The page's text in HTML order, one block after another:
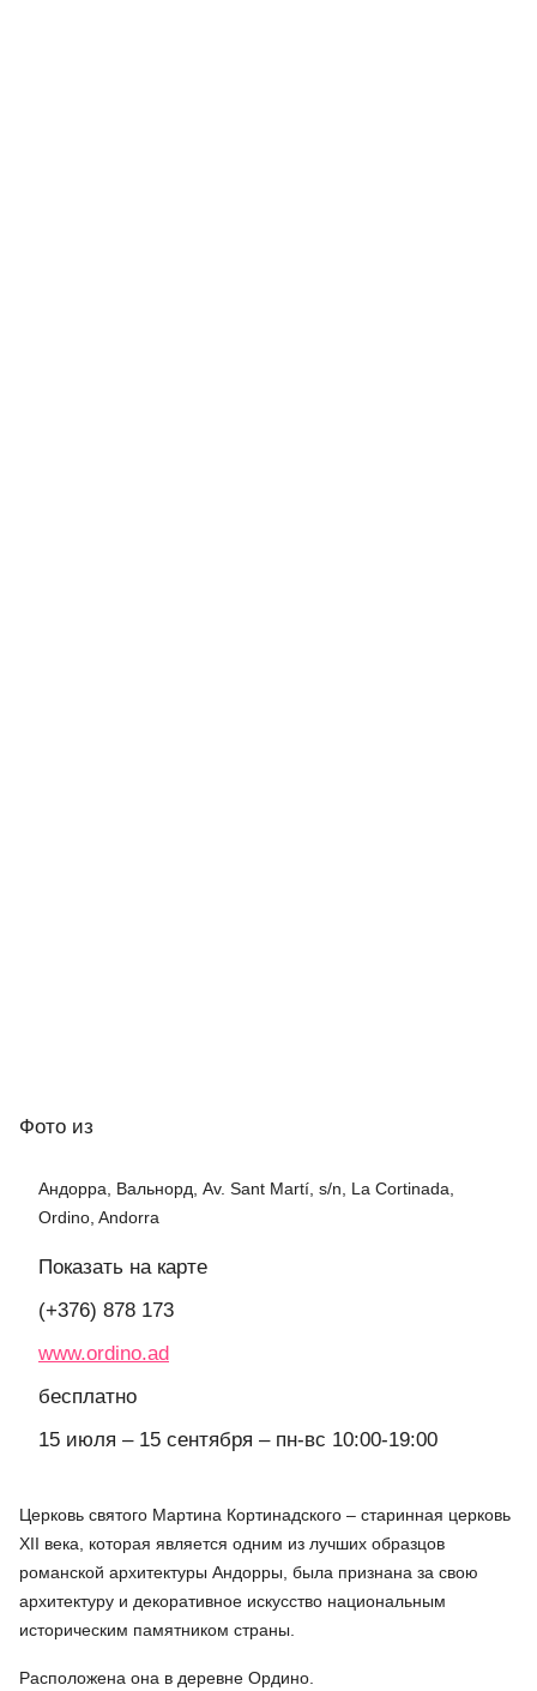
Фото из
Андорра, Вальнорд, Av. Sant Martí, s/n, La Cortinada,
Ordino, Andorra
Показать на карте
(+376) 878 173
www.ordino.ad
бесплатно
15 июля – 15 сентября – пн-вс 10:00-19:00
Церковь святого Мартина Кортинадского – старинная церковь
XII века, которая является одним из лучших образцов
романской архитектуры Андорры, была признана за свою
архитектуру и декоративное искусство национальным
историческим памятником страны.
Расположена она в деревне Ордино.